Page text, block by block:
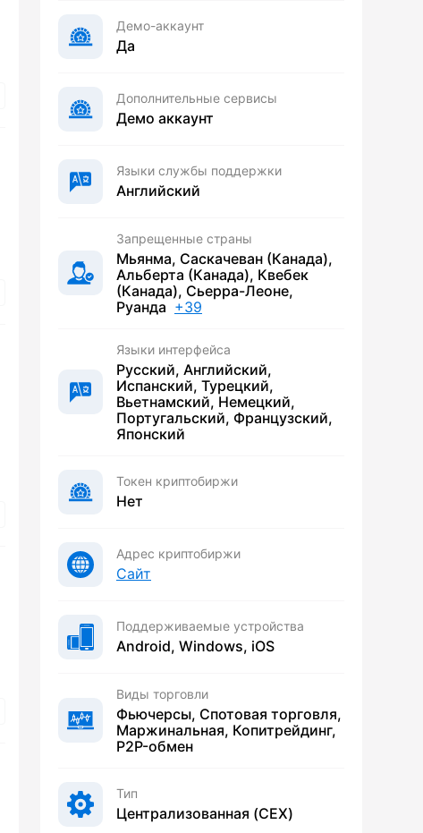
Демо-аккаунт
Да
Дополнительные сервисы
Демо аккаунт
Языки службы поддержки
Английский
Запрещенные страны
Мьянма, Саскачеван (Канада),
Альберта (Канада), Квебек
(Канада), Сьерра-Леоне,
Руанда +39
Языки интерфейса
Русский, Английский,
Испанский, Турецкий,
Вьетнамский, Немецкий,
Португальский, Французский,
Японский
Токен криптобиржи
Нет
Адрес криптобиржи
Сайт
Поддерживаемые устройства
Android, Windows, iOS
Виды торговли
Фьючерсы, Спотовая торговля,
Маржинальная, Копитрейдинг,
P2P-обмен
Тип
Централизованная (CEX)